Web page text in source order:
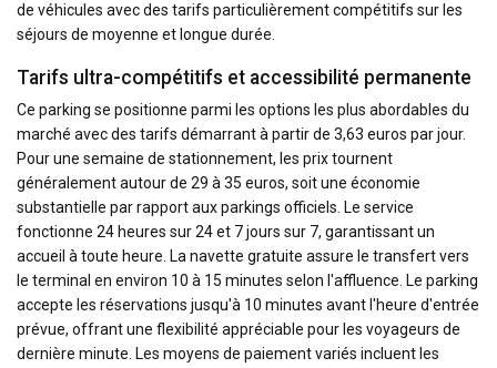
de véhicules avec des tarifs particulièrement compétitifs sur les
séjours de moyenne et longue durée.
Tarifs ultra-compétitifs et accessibilité permanente
Ce parking se positionne parmi les options les plus abordables du
marché avec des tarifs démarrant à partir de 3,63 euros par jour.
Pour une semaine de stationnement, les prix tournent
généralement autour de 29 à 35 euros, soit une économie
substantielle par rapport aux parkings officiels. Le service
fonctionne 24 heures sur 24 et 7 jours sur 7, garantissant un
accueil à toute heure. La navette gratuite assure le transfert vers
le terminal en environ 10 à 15 minutes selon l'affluence. Le parking
accepte les réservations jusqu'à 10 minutes avant l'heure d'entrée
prévue, offrant une flexibilité appréciable pour les voyageurs de
dernière minute. Les moyens de paiement variés incluent les